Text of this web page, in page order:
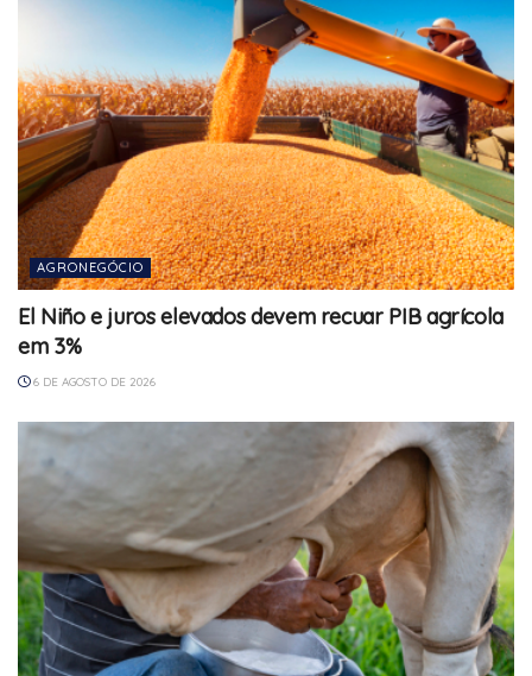
AGRONEGÓCIO
El Niño e juros elevados devem recuar PIB agrícola
em 3%
6 DE AGOSTO DE 2026